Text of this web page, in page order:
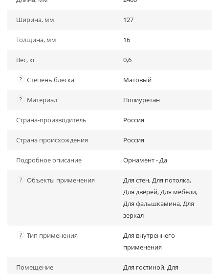
Ширина, мм 127
Толщина, мм 16
Вес, кг 0,6
? Степень блеска Матовый
? Материал Полиуретан
Страна-производитель Россия
Страна происхождения Россия
Подробное описание Орнамент - Да
? Объекты применения
Для стен, Для потолка,
Для дверей, Для мебели,
Для фальшкамина, Для
зеркал
? Тип применения
Для внутреннего
применения
Помещение
Для гостиной, Для